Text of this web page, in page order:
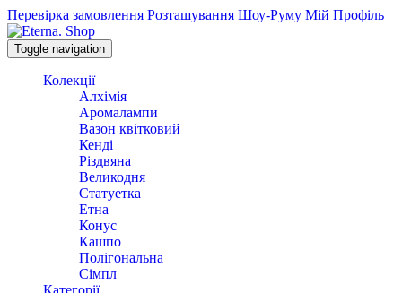
Перевірка замовлення Розташування Шоу-Руму Мій Профіль
Toggle navigation
Колекції
Алхімія
Аромалампи
Вазон квітковий
Кенді
Різдвяна
Великодня
Статуетка
Етна
Конус
Кашпо
Полігональна
Сімпл
Категорії